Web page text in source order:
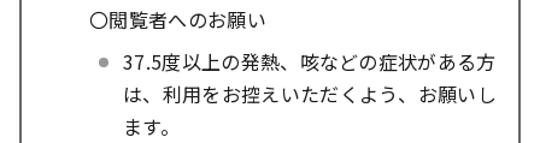
〇閲覧者へのお願い
37.5度以上の発熱、咳などの症状がある方
は、利用をお控えいただくよう、お願いし
ます。